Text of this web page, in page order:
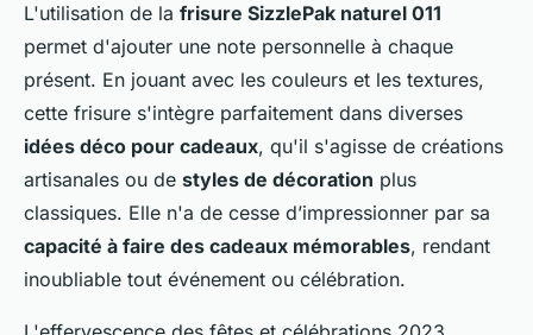
L'utilisation de la frisure SizzlePak naturel 011
permet d'ajouter une note personnelle à chaque
présent. En jouant avec les couleurs et les textures,
cette frisure s'intègre parfaitement dans diverses
idées déco pour cadeaux, qu'il s'agisse de créations
artisanales ou de styles de décoration plus
classiques. Elle n'a de cesse d’impressionner par sa
capacité à faire des cadeaux mémorables, rendant
inoubliable tout événement ou célébration.